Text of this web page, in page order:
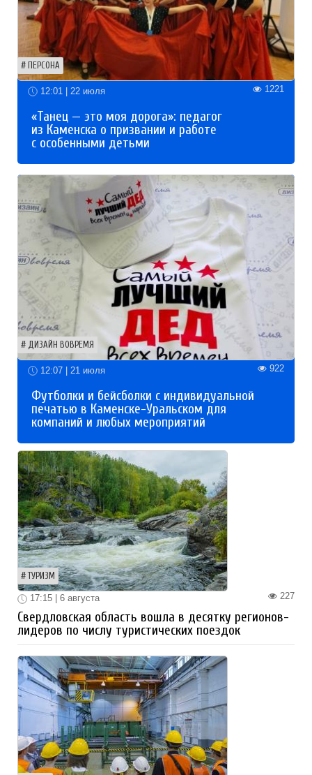
ПЕРСОНА
12:01 | 22 июля 1221
«Танец — это моя дорога»: педагог
из Каменска о призвании и работе
с особенными детьми
ДИЗАЙН ВОВРЕМЯ
12:07 | 21 июля 922
Футболки и бейсболки с индивидуальной
печатью в Каменске-Уральском для
компаний и любых мероприятий
ТУРИЗМ
227
17:15 | 6 августа
Свердловская область вошла в десятку регионов-
лидеров по числу туристических поездок